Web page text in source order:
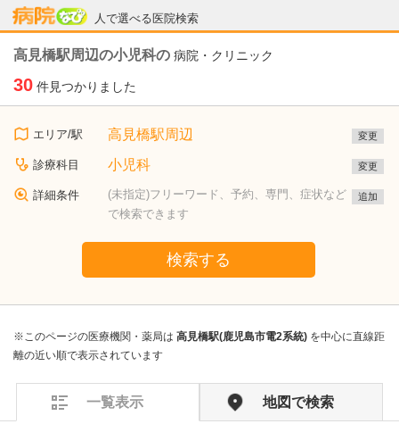
人で選べる医院検索
病院なび
高見橋駅周辺の小児科の 病院・クリニック
30 件見つかりました
エリア/駅 高見橋駅周辺 変更
診療科目 小児科 変更
詳細条件
(未指定)フリーワード、予約、専門、症状など
で検索できます
追加
検索する
※このページの医療機関・薬局は 高見橋駅(鹿児島市電2系統) を中心に直線距
離の近い順で表示されています
一覧表示 地図で検索